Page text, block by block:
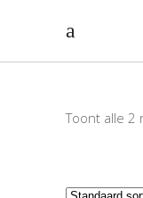
Toont alle 2